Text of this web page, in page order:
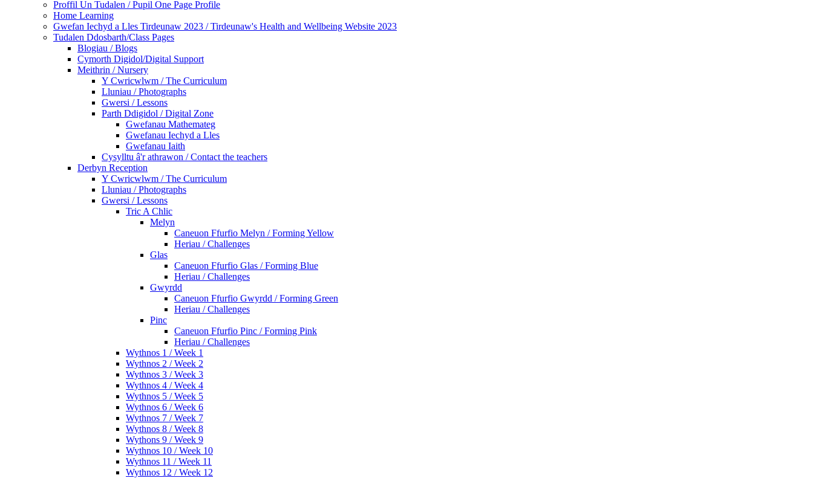
Proffil Un Tudalen / Pupil One Page Profile
Home Learning
Gwefan Iechyd a Lles Tirdeunaw 2023 / Tirdeunaw's Health and Wellbeing Website 2023
Tudalen Ddosbarth/Class Pages
Blogiau / Blogs
Cymorth Digidol/Digital Support
Meithrin / Nursery
Y Cwricwlwm / The Curriculum
Lluniau / Photographs
Gwersi / Lessons
Parth Ddigidol / Digital Zone
Gwefanau Mathemateg
Gwefanau Iechyd a Lles
Gwefanau Iaith
Cysylltu â'r athrawon / Contact the teachers
Derbyn Reception
Y Cwricwlwm / The Curriculum
Lluniau / Photographs
Gwersi / Lessons
Tric A Chlic
Melyn
Caneuon Ffurfio Melyn / Forming Yellow
Heriau / Challenges
Glas
Caneuon Ffurfio Glas / Forming Blue
Heriau / Challenges
Gwyrdd
Caneuon Ffurfio Gwyrdd / Forming Green
Heriau / Challenges
Pinc
Caneuon Ffurfio Pinc / Forming Pink
Heriau / Challenges
Wythnos 1 / Week 1
Wythnos 2 / Week 2
Wythnos 3 / Week 3
Wythnos 4 / Week 4
Wythnos 5 / Week 5
Wythnos 6 / Week 6
Wythnos 7 / Week 7
Wythnos 8 / Week 8
Wythons 9 / Week 9
Wythnos 10 / Week 10
Wythnos 11 / Week 11
Wythnos 12 / Week 12